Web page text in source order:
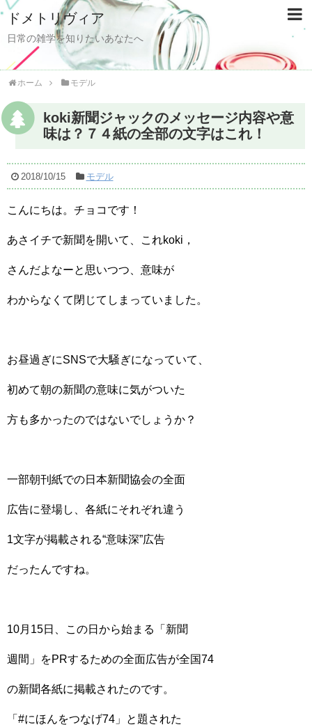
ドメトリヴィア
日常の雑学を知りたいあなたへ
ホーム モデル
koki新聞ジャックのメッセージ内容や意
味は？７４紙の全部の文字はこれ！
2018/10/15 モデル
こんにちは。チョコです！
あさイチで新聞を開いて、これkoki，
さんだよなーと思いつつ、意味が
わからなくて閉じてしまっていました。
お昼過ぎにSNSで大騒ぎになっていて、
初めて朝の新聞の意味に気がついた
方も多かったのではないでしょうか？
一部朝刊紙での日本新聞協会の全面
広告に登場し、各紙にそれぞれ違う
1文字が掲載される“意味深”広告
だったんですね。
10月15日、この日から始まる「新聞
週間」をPRするための全面広告が全国74
の新聞各紙に掲載されたのです。
「#にほんをつなげ74」と題された